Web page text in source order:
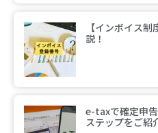
【インボイス
説！
e-taxで確定申
ステップをご紹